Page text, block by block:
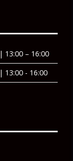
13:00 – 16:00
13:00 - 16:00